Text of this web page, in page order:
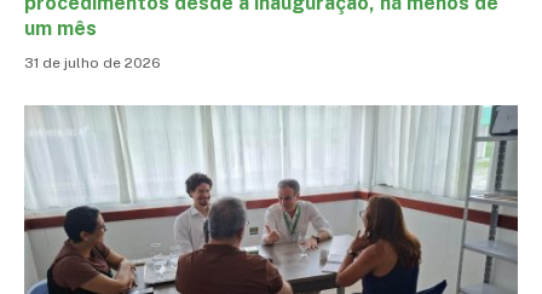
um mês
31 de julho de 2026